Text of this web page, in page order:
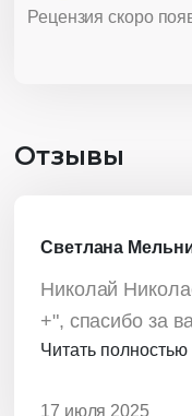
Рецензия скоро
Отзывы
Светлана
Николай
+", спасибо за
Мы с коллегами-
Читать полностью
17 июля 2025